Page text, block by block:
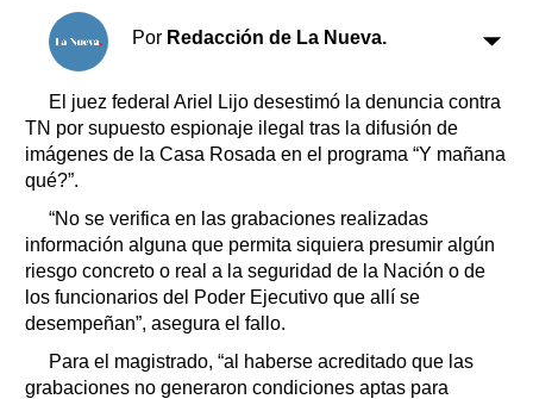
Por Redacción de La Nueva.
El juez federal Ariel Lijo desestimó la denuncia contra
TN por supuesto espionaje ilegal tras la difusión de
imágenes de la Casa Rosada en el programa “Y mañana
qué?”.
“No se verifica en las grabaciones realizadas
información alguna que permita siquiera presumir algún
riesgo concreto o real a la seguridad de la Nación o de
los funcionarios del Poder Ejecutivo que allí se
desempeñan”, asegura el fallo.
Para el magistrado, “al haberse acreditado que las
grabaciones no generaron condiciones aptas para